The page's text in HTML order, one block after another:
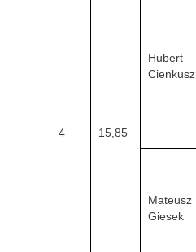
4 15,85
Hubert
Cienkusz
Mateusz
Giesek